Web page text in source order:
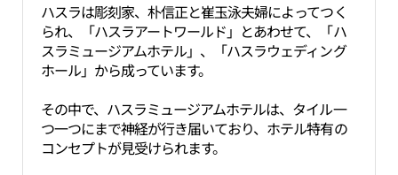
ハスラは彫刻家、朴信正と崔玉泳夫婦によってつく
られ、「ハスラアートワールド」とあわせて、「ハ
スラミュージアムホテル」、「ハスラウェディング
ホール」から成っています。
その中で、ハスラミュージアムホテルは、タイル一
つ一つにまで神経が行き届いており、ホテル特有の
コンセプトが見受けられます。